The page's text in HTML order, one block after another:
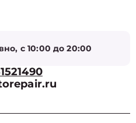
с 10:00 до 20:00